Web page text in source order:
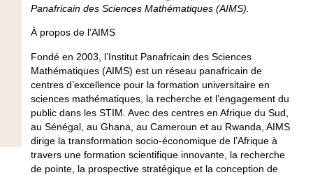
Panafricain des Sciences Mathématiques (AIMS).
À propos de l’AIMS
Fondé en 2003, l’Institut Panafricain des Sciences
Mathématiques (AIMS) est un réseau panafricain de
centres d’excellence pour la formation universitaire en
sciences mathématiques, la recherche et l’engagement du
public dans les STIM. Avec des centres en Afrique du Sud,
au Sénégal, au Ghana, au Cameroun et au Rwanda, AIMS
dirige la transformation socio-économique de l’Afrique à
travers une formation scientifique innovante, la recherche
de pointe, la prospective stratégique et la conception de